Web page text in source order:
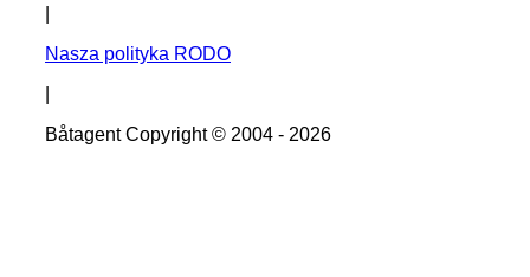
Nasza polityka RODO
Båtagent Copyright © 2004 - 2026